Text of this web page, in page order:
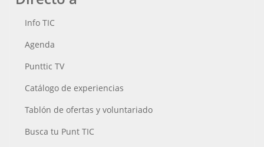
Info TIC
Agenda
Punttic TV
Catálogo de experiencias
Tablón de ofertas y voluntariado
Busca tu Punt TIC